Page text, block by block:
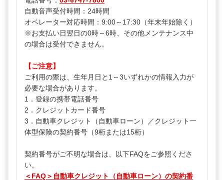
自動音声受付時間：24時間
オペレーター対応時間：9:00～17:30（年末年始除く）
※お支払い日翌日の0時～6時、その他メンテナンス中
の場合は受付できません。
【ご注意】
ご利用の際は、生年月日と1～3いずれかの情報入力が
必要な場合があります。
1．登録の携帯電話番号
2．クレジットカード番号
3．自動車クレジット（自動車ローン）／クレジット一
体型保険の契約番号（9桁または15桁）
契約番号がご不明な場合は、以下FAQをご参照くださ
い。
＜FAQ＞自動車クレジット（自動車ローン）の契約番